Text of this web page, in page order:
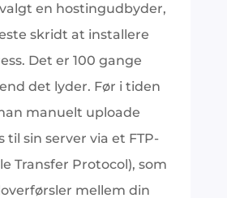
en hostingudbyder,
skridt at installere
Det er 100 gange
det lyder. Før i tiden
manuelt uploade
til sin server via et FTP-
Transfer Protocol), som
mellem din